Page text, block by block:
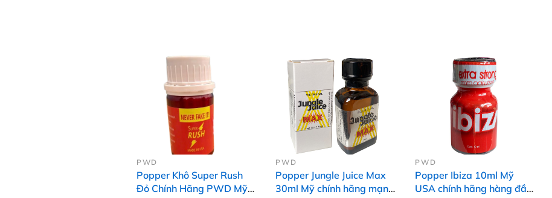
PWD
Popper Khô Super Rush
Đỏ Chính Hãng PWD Mỹ
PWD
Popper Jungle Juice Max
30ml Mỹ chính hãng mạnh
PWD
Popper Ibiza 10ml Mỹ
USA chính hãng hàng đầu